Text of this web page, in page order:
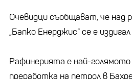
Очевидци съобщават, че над
„Бапко Енерджис“ се е
Рафинерията е най-
преработка на петрол в